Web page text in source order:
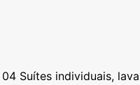
Suítes individuais,